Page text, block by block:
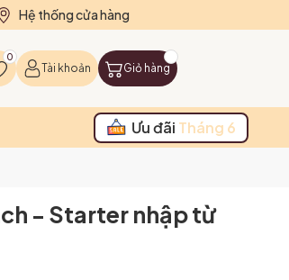
Hệ thống cửa hàng
0
Tài khoản Giỏ hàng
Ưu đãi Tháng 6
- Starter nhập từ